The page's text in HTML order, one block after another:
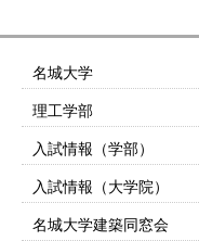
名城大学
理工学部
入試情報（学部）
入試情報（大学院）
名城大学建築同窓会